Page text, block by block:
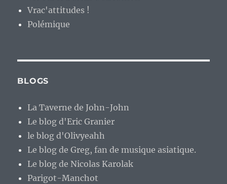
Vrac'attitudes !
Polémique
BLOGS
La Taverne de John-John
Le blog d'Eric Granier
le blog d'Olivyeahh
Le blog de Greg, fan de musique asiatique.
Le blog de Nicolas Karolak
Parigot-Manchot